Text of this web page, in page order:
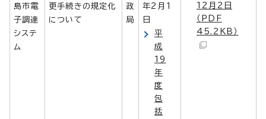
島市電
子調達
システ
ム
更手続きの規定化
について
政
局
年2月1
日
平
成
19
年
度
包
括
12月2日
（PDF
45.2KB）